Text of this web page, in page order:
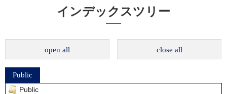
インデックスツリー
open all close all
Public
Public